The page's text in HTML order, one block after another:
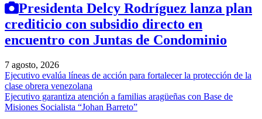
Presidenta Delcy Rodríguez lanza plan
crediticio con subsidio directo en
encuentro con Juntas de Condominio
7 agosto, 2026
Ejecutivo evalúa líneas de acción para fortalecer la protección de la
clase obrera venezolana
Ejecutivo garantiza atención a familias aragüeñas con Base de
Misiones Socialista “Johan Barreto”